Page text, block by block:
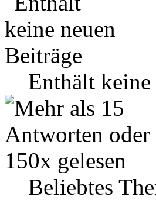
Enthält
Beliebtes